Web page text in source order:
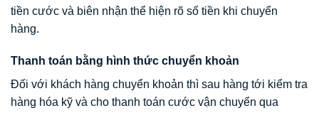
tiền cước và biên nhận thể hiện rõ số tiền khi chuyển
hàng.
Thanh toán bằng hình thức chuyển khoản
Đối với khách hàng chuyển khoản thì sau hàng tới kiểm tra
hàng hóa kỹ và cho thanh toán cước vận chuyển qua